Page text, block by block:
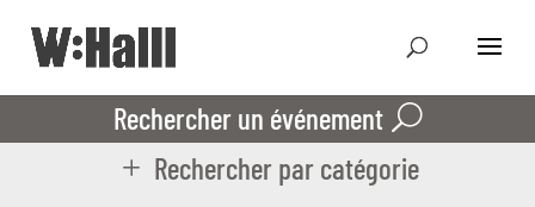
Rechercher un événement
Rechercher par catégorie